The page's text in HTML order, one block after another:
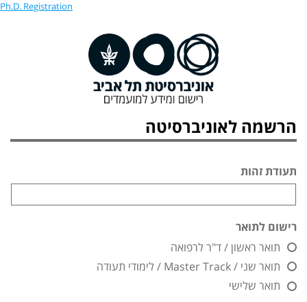
Ph.D. Registration
הרשמה לאוניברסיטה
תעודת זהות
רישום לתואר
תואר ראשון / ד"ר לרפואה
תואר שני / Master Track / לימודי תעודה
תואר שלישי